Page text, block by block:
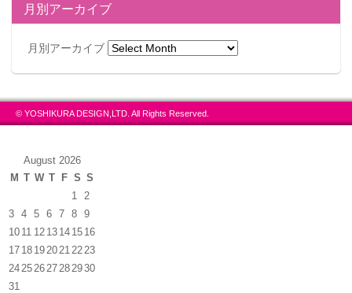
月別アーカイブ
月別アーカイブ
© YOSHIKURA DESIGN,LTD. All Rights Reserved.
August 2026
M T W T F S S
1
2
3
4 5 6 7 8
9
10 11 12 13 14 15 16
17 18 19 20 21 22 23
24 25 26 27 28 2930
31